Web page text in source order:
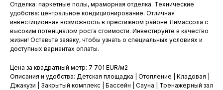
Отделка: паркетные полы, мраморная отделка. Технические
удобства: центральное кондиционирование. Отличная
инвестиционная возможность в престижном районе Лимассола с
высоким потенциалом роста стоимости. Инвестируйте в качество
жизни! Оставьте заявку, чтобы узнать о специальных условиях и
доступных вариантах оплаты.
Цена за квадратный метр: 7 701 EUR/м2
Описания и удобства: Детская площадка | Отопление | Кладовая |
Джакузи | Закрытый комплекс | Бассейн | Сауна | Тренажерный зал